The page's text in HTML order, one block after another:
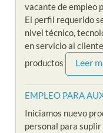
vacante de empleo
El perfil requerido
nivel técnico,
en servicio al
productos
Leer
EMPLEO PARA
Iniciamos nuevo
personal para